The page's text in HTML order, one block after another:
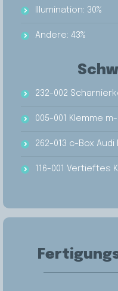
Illumination: 30%
Andere: 43%
232-002
005-001 Klemme
262-013 c-Box Audi
116-001 Vertieftes